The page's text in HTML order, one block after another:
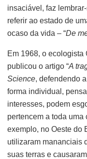
insaciável, faz
referir ao estado de
ocaso da vida – “De
Em 1968, o ecologista
publicou o artigo “A
Science, defendendo
forma individual,
interesses, podem
pertencem a toda
exemplo, no Oeste do
utilizaram mananciais
suas terras e